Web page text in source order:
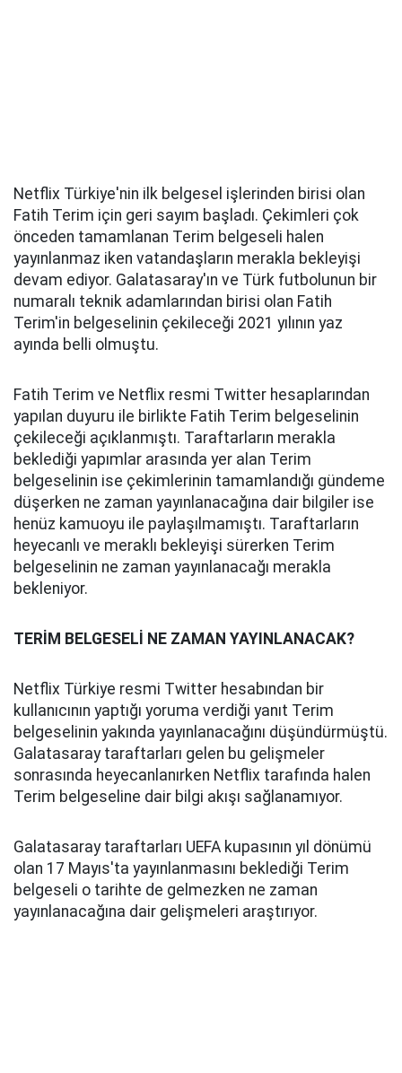
Netflix Türkiye'nin ilk belgesel işlerinden birisi olan
Fatih Terim için geri sayım başladı. Çekimleri çok
önceden tamamlanan Terim belgeseli halen
yayınlanmaz iken vatandaşların merakla bekleyişi
devam ediyor. Galatasaray'ın ve Türk futbolunun bir
numaralı teknik adamlarından birisi olan Fatih
Terim'in belgeselinin çekileceği 2021 yılının yaz
ayında belli olmuştu.
Fatih Terim ve Netflix resmi Twitter hesaplarından
yapılan duyuru ile birlikte Fatih Terim belgeselinin
çekileceği açıklanmıştı. Taraftarların merakla
beklediği yapımlar arasında yer alan Terim
belgeselinin ise çekimlerinin tamamlandığı gündeme
düşerken ne zaman yayınlanacağına dair bilgiler ise
henüz kamuoyu ile paylaşılmamıştı. Taraftarların
heyecanlı ve meraklı bekleyişi sürerken Terim
belgeselinin ne zaman yayınlanacağı merakla
bekleniyor.
TERİM BELGESELİ NE ZAMAN YAYINLANACAK?
Netflix Türkiye resmi Twitter hesabından bir
kullanıcının yaptığı yoruma verdiği yanıt Terim
belgeselinin yakında yayınlanacağını düşündürmüştü.
Galatasaray taraftarları gelen bu gelişmeler
sonrasında heyecanlanırken Netflix tarafında halen
Terim belgeseline dair bilgi akışı sağlanamıyor.
Galatasaray taraftarları UEFA kupasının yıl dönümü
olan 17 Mayıs'ta yayınlanmasını beklediği Terim
belgeseli o tarihte de gelmezken ne zaman
yayınlanacağına dair gelişmeleri araştırıyor.